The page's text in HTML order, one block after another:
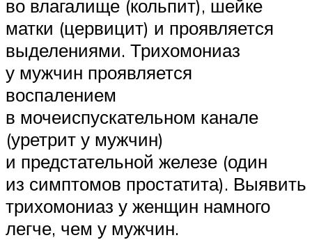
во влагалище (кольпит), шейке
матки (цервицит) и проявляется
выделениями. Трихомониаз
у мужчин проявляется
воспалением
в мочеиспускательном канале
(уретрит у мужчин)
и предстательной железе (один
из симптомов простатита). Выявить
трихомониаз у женщин намного
легче, чем у мужчин.